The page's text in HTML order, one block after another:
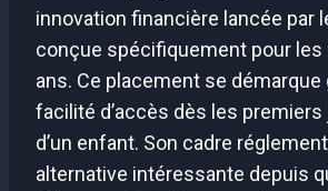
innovation financière lancée par
conçue spécifiquement pour les
ans. Ce placement se démarque
facilité d’accès dès les premiers
d’un enfant. Son cadre
alternative intéressante depuis